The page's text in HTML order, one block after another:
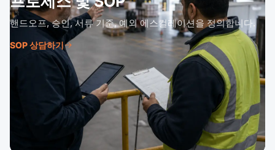
핸드오프, 승인, 서류 기준, 예외 에스컬레이션을 정의합니다.
SOP 상담하기